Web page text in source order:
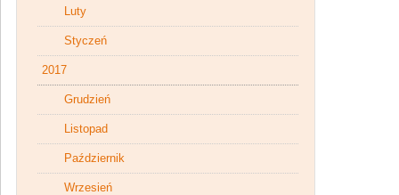
Luty
Styczeń
2017
Grudzień
Listopad
Październik
Wrzesień